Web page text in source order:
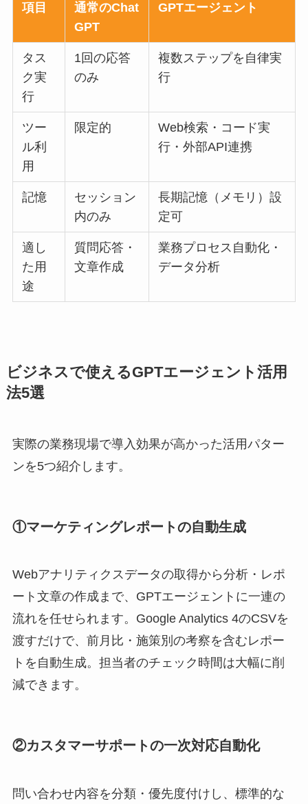
項目
通常のChat
GPT
GPTエージェント
タス
ク実
行
1回の応答
のみ
複数ステップを自律実
行
ツー
ル利
用
限定的
Web検索・コード実
行・外部API連携
記憶
セッション
内のみ
長期記憶（メモリ）設
定可
適し
た用
途
質問応答・
文章作成
業務プロセス自動化・
データ分析
ビジネスで使えるGPTエージェント活用
法5選
実際の業務現場で導入効果が高かった活用パター
ンを5つ紹介します。
①マーケティングレポートの自動生成
Webアナリティクスデータの取得から分析・レポ
ート文章の作成まで、GPTエージェントに一連の
流れを任せられます。Google Analytics 4のCSVを
渡すだけで、前月比・施策別の考察を含むレポー
トを自動生成。担当者のチェック時間は大幅に削
減できます。
②カスタマーサポートの一次対応自動化
問い合わせ内容を分類・優先度付けし、標準的な